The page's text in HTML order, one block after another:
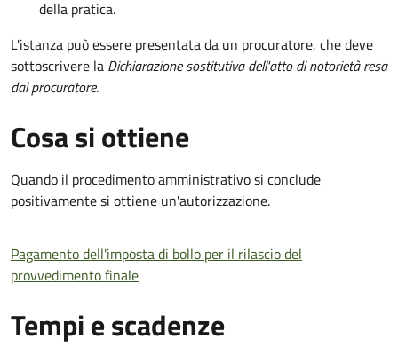
della pratica.
L'istanza può essere presentata da un procuratore, che deve
sottoscrivere la Dichiarazione sostitutiva dell'atto di notorietà resa
dal procuratore.
Cosa si ottiene
Quando il procedimento amministrativo si conclude
positivamente si ottiene un'autorizzazione.
Pagamento dell'imposta di bollo per il rilascio del
provvedimento finale
Tempi e scadenze